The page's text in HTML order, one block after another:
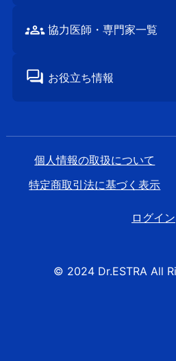
協⼒医師・ 専⾨家⼀覧
お役立ち情報
個⼈情報の取扱について
特定商取引法に基づく表⽰
ログイン
© 2024 Dr.ESTRA All